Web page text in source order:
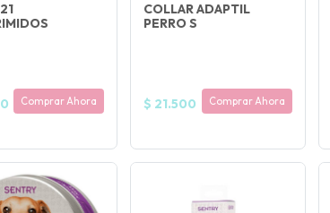
Comprar Ahora
COLLAR ADAPTIL
PERRO S
$ 21.500 Comprar Ahora